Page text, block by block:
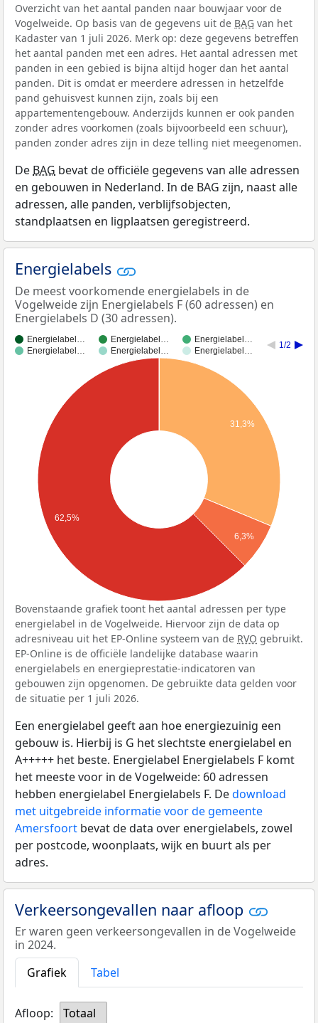
Overzicht van het aantal panden naar bouwjaar voor de
Vogelweide. Op basis van de gegevens uit de BAG van het
Kadaster van 1 juli 2026. Merk op: deze gegevens betreffen
het aantal panden met een adres. Het aantal adressen met
panden in een gebied is bijna altijd hoger dan het aantal
panden. Dit is omdat er meerdere adressen in hetzelfde
pand gehuisvest kunnen zijn, zoals bij een
appartementengebouw. Anderzijds kunnen er ook panden
zonder adres voorkomen (zoals bijvoorbeeld een schuur),
panden zonder adres zijn in deze telling niet meegenomen.
De BAG bevat de officiële gegevens van alle adressen
en gebouwen in Nederland. In de BAG zijn, naast alle
adressen, alle panden, verblijfsobjecten,
standplaatsen en ligplaatsen geregistreerd.
Energielabels
De meest voorkomende energielabels in de
Vogelweide zijn Energielabels F (60 adressen) en
Energielabels D (30 adressen).
Energielabel… Energielabel…
Energielabel…
Energielabel…
Energielabel… Energielabel…
1/2
31,3%
6,3%
62,5%
Bovenstaande grafiek toont het aantal adressen per type
energielabel in de Vogelweide. Hiervoor zijn de data op
adresniveau uit het EP-Online systeem van de RVO gebruikt.
EP-Online is de officiële landelijke database waarin
energielabels en energieprestatie-indicatoren van
gebouwen zijn opgenomen. De gebruikte data gelden voor
de situatie per 1 juli 2026.
Een energielabel geeft aan hoe energiezuinig een
gebouw is. Hierbij is G het slechtste energielabel en
A+++++ het beste. Energielabel Energielabels F komt
het meeste voor in de Vogelweide: 60 adressen
hebben energielabel Energielabels F. Dedownload
met uitgebreide informatie voor de gemeente
Amersfoort bevat de data over energielabels, zowel
per postcode, woonplaats, wijk en buurt als per
adres.
Verkeersongevallen naar afloop
Er waren geen verkeersongevallen in de Vogelweide
in 2024.
Grafiek
Tabel
Afloop: Totaal